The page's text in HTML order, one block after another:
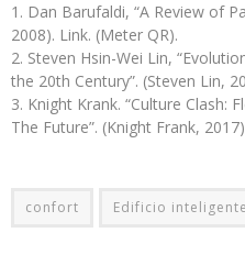
Dan Barufaldi, “A Review of
2008). Link. (Meter QR).
Steven Hsin-Wei Lin,
the 20th Century”. (Steven Lin,
Knight Krank. “Culture Clash:
The Future”. (Knight Frank,
confort Edificio inteligente